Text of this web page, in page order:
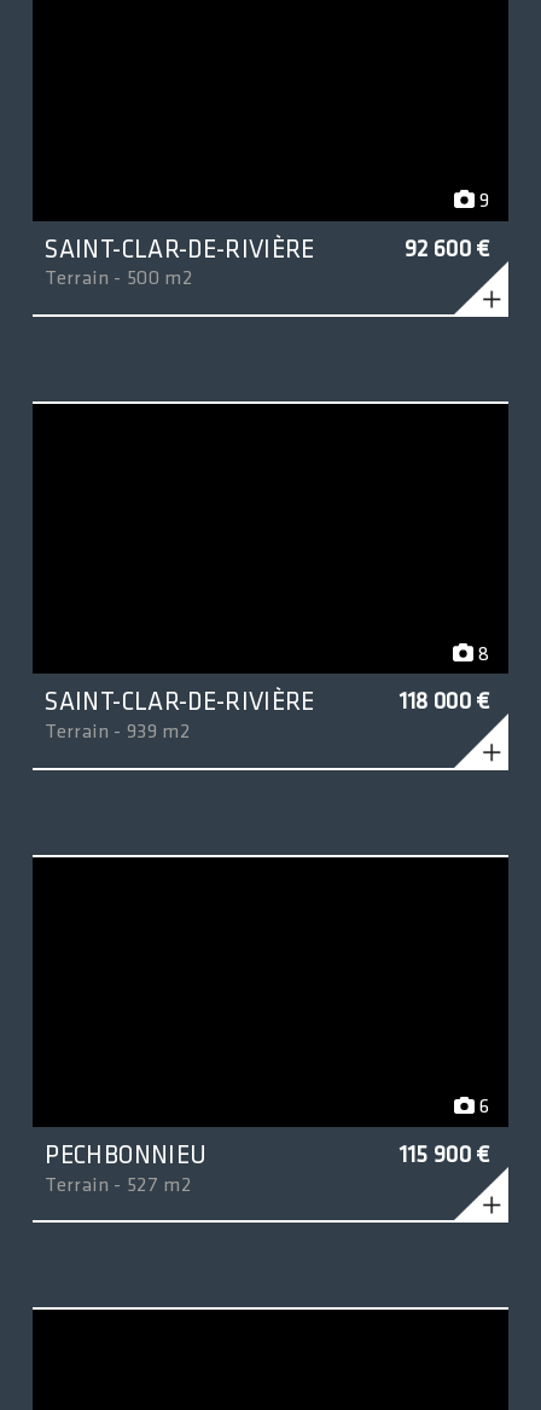
SAINT-CLAR-DE-RIVIÈRE 92 600 €
Terrain - 500 m2
9
SAINT-CLAR-DE-RIVIÈRE 118 000 €
Terrain - 939 m2
8
PECHBONNIEU 115 900 €
Terrain - 527 m2
6